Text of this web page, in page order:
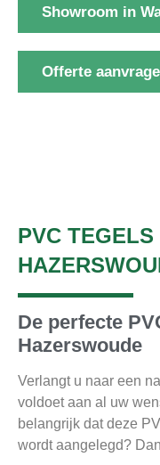
Showroom in
Offerte
PVC
De perfecte
Hazerswoude
Verlangt u naar een
voldoet aan al uw
belangrijk dat deze
wordt aangelegd?